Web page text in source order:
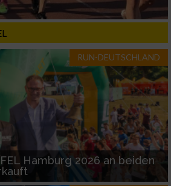
RUN-DEUTSCHLAND
Hamburg 2026 an beiden
Standortdaten
angeforderten